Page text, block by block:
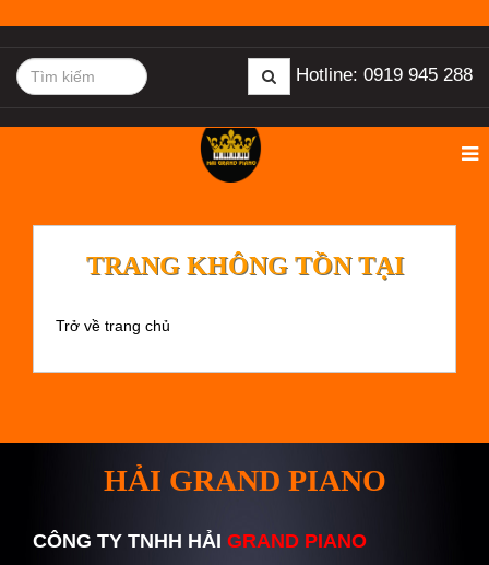
Hotline: 0919 945 288
TRANG KHÔNG TỒN TẠI
Trở về trang chủ
HẢI GRAND PIANO
CÔNG TY TNHH HẢI GRAND PIANO